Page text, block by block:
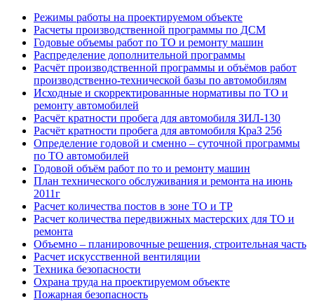
Режимы работы на проектируемом объекте
Расчеты производственной программы по ДСМ
Годовые объемы работ по ТО и ремонту машин
Распределение дополнительной программы
Расчёт производственной программы и объёмов работ
производственно-технической базы по автомобилям
Исходные и скорректированные нормативы по ТО и
ремонту автомобилей
Расчёт кратности пробега для автомобиля ЗИЛ-130
Расчёт кратности пробега для автомобиля КраЗ 256
Определение годовой и сменно – суточной программы
по ТО автомобилей
Годовой объём работ по то и ремонту машин
План технического обслуживания и ремонта на июнь
2011г
Расчет количества постов в зоне ТО и ТР
Расчет количества передвижных мастерских для ТО и
ремонта
Объемно – планировочные решения, строительная часть
Расчет искусственной вентиляции
Техника безопасности
Охрана труда на проектируемом объекте
Пожарная безопасность